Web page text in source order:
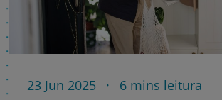
23 Jun 2025 6 mins leitura